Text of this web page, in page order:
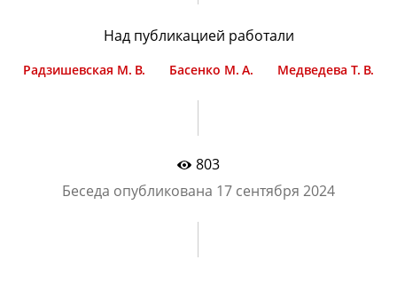
Над публикацией работали
Радзишевская М. В. Басенко М. А. Медведева Т. В.
803
Беседа опубликована 17 сентября 2024